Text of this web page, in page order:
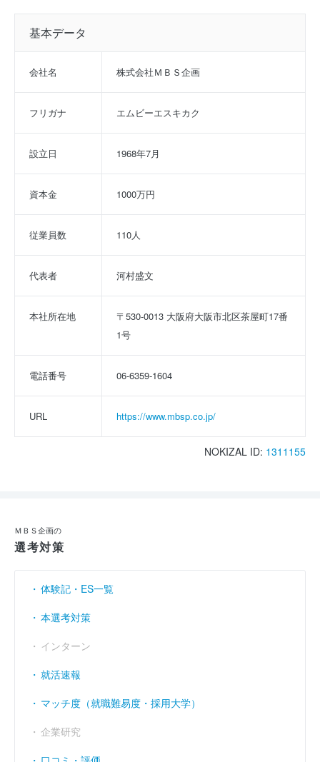
基本データ
会社名 株式会社ＭＢＳ企画
フリガナ エムビーエスキカク
設立日 1968年7月
資本金 1000万円
従業員数 110人
代表者 河村盛文
本社所在地
〒530-0013 大阪府大阪市北区茶屋町17番
1号
電話番号 06-6359-1604
URL https://www.mbsp.co.jp/
NOKIZAL ID: 1311155
ＭＢＳ企画の
選考対策
体験記・ES一覧
本選考対策
インターン
就活速報
マッチ度（就職難易度・採用大学）
企業研究